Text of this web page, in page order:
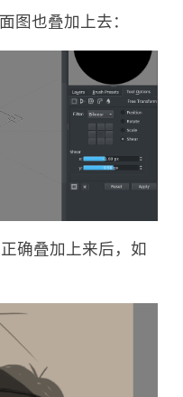
图也叠加上去：
确叠加上来后，如